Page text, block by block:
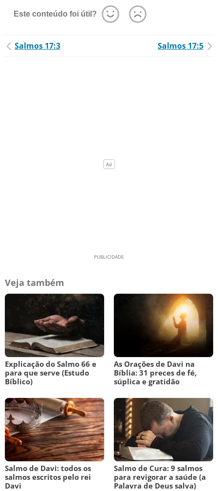
Este conteúdo foi útil?
Salmos 17:3 Salmos 17:5
Veja também
Explicação do Salmo 66 e
para que serve (Estudo
Bíblico)
As Orações de Davi na
Bíblia: 31 preces de fé,
súplica e gratidão
Salmo de Davi: todos os
salmos escritos pelo rei
Davi
Salmo de Cura: 9 salmos
para revigorar a saúde (a
Palavra de Deus salva)